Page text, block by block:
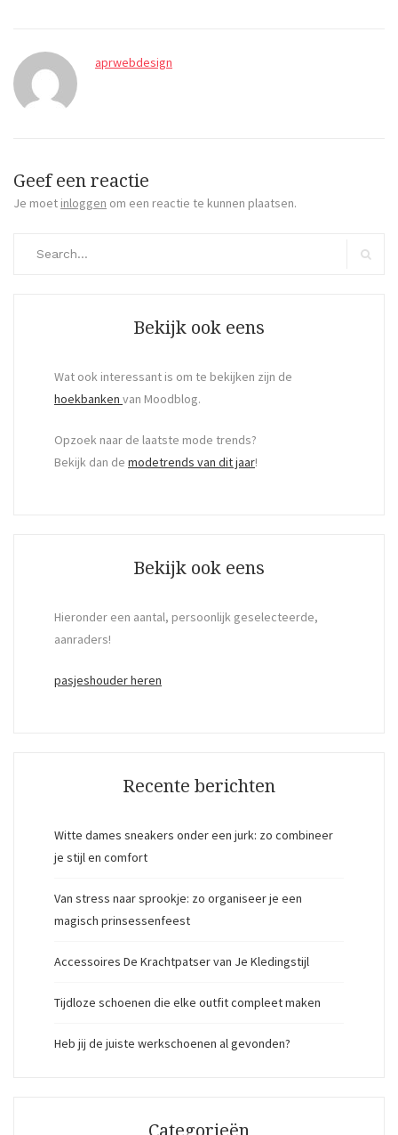
aprwebdesign
Geef een reactie
Je moet inloggen om een reactie te kunnen plaatsen.
Bekijk ook eens
Wat ook interessant is om te bekijken zijn de
hoekbanken van Moodblog.
Opzoek naar de laatste mode trends?
Bekijk dan de modetrends van dit jaar!
Bekijk ook eens
Hieronder een aantal, persoonlijk geselecteerde,
aanraders!
pasjeshouder heren
Recente berichten
Witte dames sneakers onder een jurk: zo combineer
je stijl en comfort
Van stress naar sprookje: zo organiseer je een
magisch prinsessenfeest
Accessoires De Krachtpatser van Je Kledingstijl
Tijdloze schoenen die elke outfit compleet maken
Heb jij de juiste werkschoenen al gevonden?